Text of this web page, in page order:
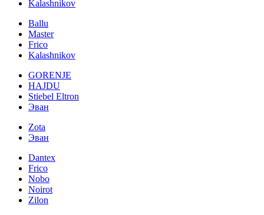
Kalashnikov
Ballu
Master
Frico
Kalashnikov
GORENJE
HAJDU
Stiebel Eltron
Эван
Zota
Эван
Dantex
Frico
Nobo
Noirot
Zilon